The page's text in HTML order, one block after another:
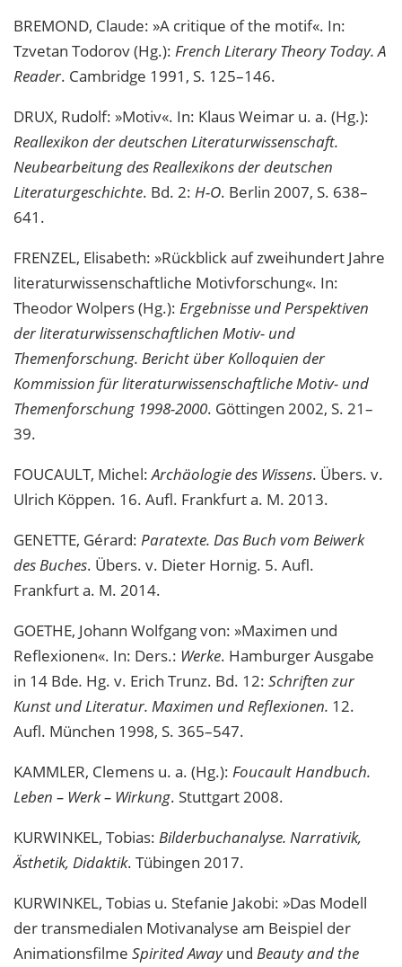
BREMOND, Claude: »A critique of the motif«. In:
Tzvetan Todorov (Hg.): French Literary Theory Today. A
Reader. Cambridge 1991, S. 125–146.
DRUX, Rudolf: »Motiv«. In: Klaus Weimar u. a. (Hg.):
Reallexikon der deutschen Literaturwissenschaft.
Neubearbeitung des Reallexikons der deutschen
Literaturgeschichte. Bd. 2: H-O. Berlin 2007, S. 638–
641.
FRENZEL, Elisabeth: »Rückblick auf zweihundert Jahre
literaturwissenschaftliche Motivforschung«. In:
Theodor Wolpers (Hg.): Ergebnisse und Perspektiven
der literaturwissenschaftlichen Motiv- und
Themenforschung. Bericht über Kolloquien der
Kommission für literaturwissenschaftliche Motiv- und
Themenforschung 1998-2000. Göttingen 2002, S. 21–
39.
FOUCAULT, Michel:Archäologie des Wissens. Übers. v.
Ulrich Köppen. 16. Aufl. Frankfurt a. M. 2013.
GENETTE, Gérard: Paratexte. Das Buch vom Beiwerk
des Buches. Übers. v. Dieter Hornig. 5. Aufl.
Frankfurt a. M. 2014.
GOETHE, Johann Wolfgang von: »Maximen und
Reflexionen«. In: Ders.: Werke. Hamburger Ausgabe
in 14 Bde. Hg. v. Erich Trunz. Bd. 12: Schriften zur
Kunst und Literatur. Maximen und Reflexionen. 12.
Aufl. München 1998, S. 365–547.
KAMMLER, Clemens u. a. (Hg.): Foucault Handbuch.
Leben – Werk – Wirkung. Stuttgart 2008.
KURWINKEL, Tobias: Bilderbuchanalyse. Narrativik,
Ästhetik, Didaktik. Tübingen 2017.
KURWINKEL, Tobias u. Stefanie Jakobi: »Das Modell
der transmedialen Motivanalyse am Beispiel der
Animationsfilme Spirited Awayund Beauty and the